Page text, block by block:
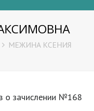
МЕЖИНА КСЕНИЯ
о зачислении №168